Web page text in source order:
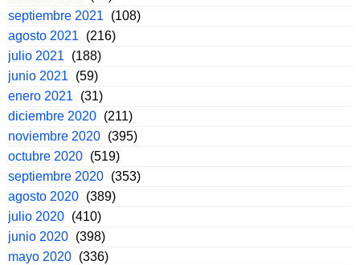
septiembre 2021
(108)
agosto 2021
(216)
julio 2021
(188)
junio 2021
(59)
enero 2021
(31)
diciembre 2020 (211)
noviembre 2020 (395)
octubre 2020 (519)
septiembre 2020 (353)
agosto 2020 (389)
julio 2020 (410)
junio 2020 (398)
mayo 2020 (336)